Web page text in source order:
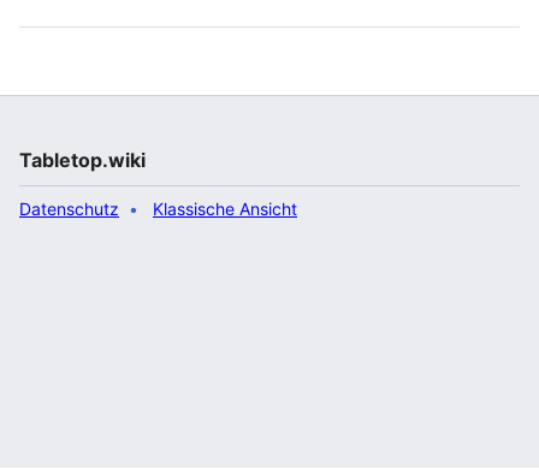
Tabletop.wiki
Datenschutz Klassische Ansicht